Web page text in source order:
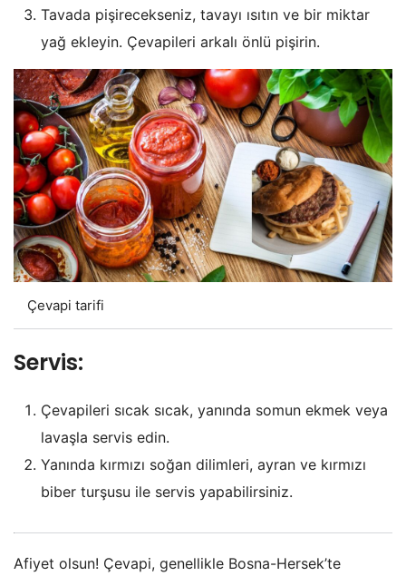
Tavada pişirecekseniz, tavayı ısıtın ve bir miktar
yağ ekleyin. Çevapileri arkalı önlü pişirin.
Çevapi tarifi
Servis:
Çevapileri sıcak sıcak, yanında somun ekmek veya
lavaşla servis edin.
Yanında kırmızı soğan dilimleri, ayran ve kırmızı
biber turşusu ile servis yapabilirsiniz.
Afiyet olsun! Çevapi, genellikle Bosna-Hersek’te